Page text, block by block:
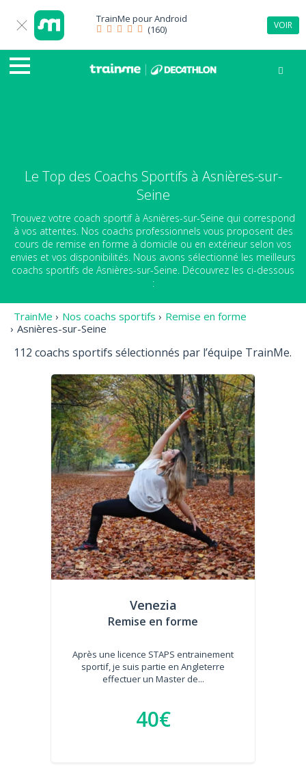
TrainMe pourAndroid
(160)
VOIR
Le Top des Coachs Sportifs à Asnières-sur-
Seine
Trouvez votre coach sportif à Asnières-sur-Seine qui correspond
à vos attentes. Nos coachs professionnels vous proposent des
cours de remise en forme à domicile ou en extérieur selon vos
envies et vos disponibilités. Nous avons sélectionné les meilleurs
coachs sportifs de Asnières-sur-Seine. Découvrez les ci-dessous
:
TrainMe › Nos coachs sportifs › Remise en forme
› Asnières-sur-Seine
112 coachs sportifs sélectionnés par l’équipe TrainMe.
Venezia
Remise en forme
Après une licence STAPS entrainement
sportif, je suis partie en Angleterre
effectuer un Master de...
40€